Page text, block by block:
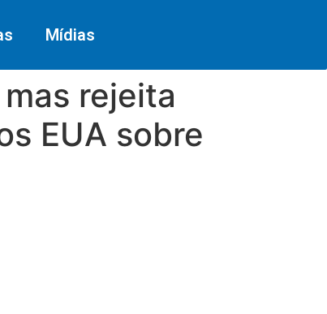
Mídias
rejeita
EUA sobre